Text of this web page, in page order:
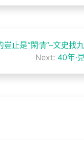
豈止是“閑情”–文史找
Next: 40年·